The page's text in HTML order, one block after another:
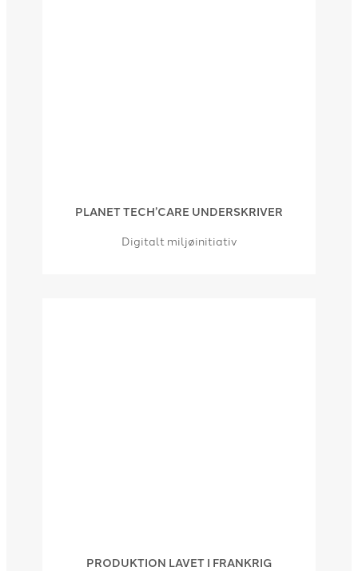
PLANET TECH’CARE UNDERSKRIVER
Digitalt miljøinitiativ
PRODUKTION LAVET I FRANKRIG